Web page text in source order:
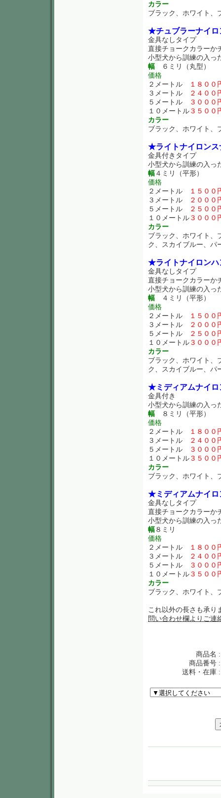
カラー
ブラック、ホワイト、
★チュブラーナイロ
金具なしタイプ
直接チョークカラーか
小型犬から訓練の入っ
幅 ６ミリ（丸型）
価格
２メートル
１８００
３メートル
２４００
５メートル
３０００
１０メートル ３５００
カラー
ブラック、ホワイト、
★ライトナイロンス
金具付きタイプ
小型犬から訓練の入っ
幅 ４ミリ（平形）
価格
２メートル
１５００
３メートル
２０００
５メートル
２５００
１０メートル ３０００
カラー
ブラック、ホワイト、
ク、スカイブルー、パ
★ライトナイロンハ
金具なしタイプ
直接チョークカラーか
小型犬から訓練の入っ
幅 ４ミリ（平形）
価格
２メートル
１５００
３メートル
２０００
５メートル
２５００
１０メートル ３０００
カラー
ブラック、ホワイト、
ク、スカイブルー、パ
★ミディアムナイロ
金具付き
小型犬から訓練の入っ
幅 ８ミリ（平形）
価格
２メートル
１８００
３メートル
２４００
５メートル
３０００
１０メートル ３５００
カラー
ブラック、ホワイト、
★ミディアムナイロ
金具なしタイプ
直接チョークカラーか
小型犬から訓練の入っ
幅 ８ミリ
価格
２メートル
１８００
３メートル
２４００
５メートル
３０００
１０メートル ３５００
カラー
ブラック、ホワイト、
これ以外の長さも承り
問い合わせ欄よりご連
商品名 :
商品番号 :
送料・在庫 :